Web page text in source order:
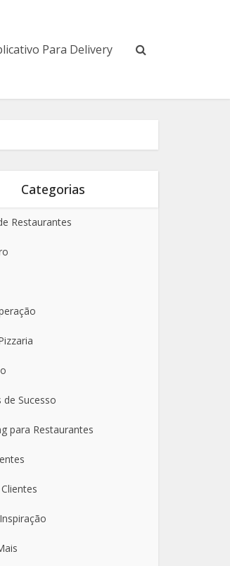
Para Delivery
Categorias
Restaurantes
de Sucesso
para Restaurantes